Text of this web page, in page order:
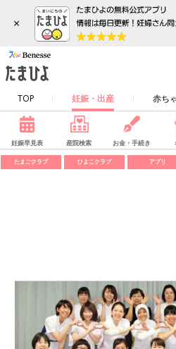
×
TOP 妊娠・出産 赤ち
妊娠早見表 産院検索 お金・手続き
たまごクラブ ひよこクラブ アプリ